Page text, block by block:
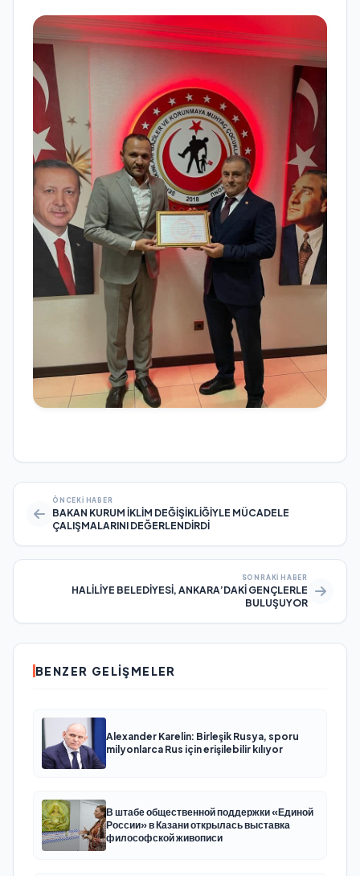
ÖNCEKI HABER
BAKAN KURUM İKLİM DEĞİŞİKLİĞİYLE MÜCADELE
ÇALIŞMALARINI DEĞERLENDİRDİ
SONRAKI HABER
HALİLİYE BELEDİYESİ, ANKARA’DAKİ GENÇLERLE
BULUŞUYOR
BENZER GELIŞMELER
Alexander Karelin: Birleşik Rusya, sporu
milyonlarca Rus için erişilebilir kılıyor
В штабе общественной поддержки «Единой
России» в Казани открылась выставка
философской живописи